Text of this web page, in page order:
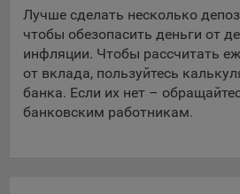
Лучше сделать несколько
чтобы обезопасить деньги от
инфляции. Чтобы рассчитать
от вклада, пользуйтесь
банка. Если их нет –
банковским работникам.